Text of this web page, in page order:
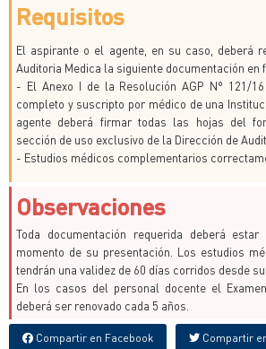
Requisitos
El aspirante o el agente, en su caso, deberá
Auditoria Medica la siguiente documentación en
- El Anexo I de la Resolución AGP N° 121/
completo y suscripto por médico de una
agente deberá firmar todas las hojas del
sección de uso exclusivo de la Dirección de
- Estudios médicos complementarios
Observaciones
Toda documentación requerida deberá
momento de su presentación. Los estudios
tendrán una validez de 60 días corridos desde
En los casos del personal docente el
deberá ser renovado cada 5 años.
Compartir en Facebook Compartir